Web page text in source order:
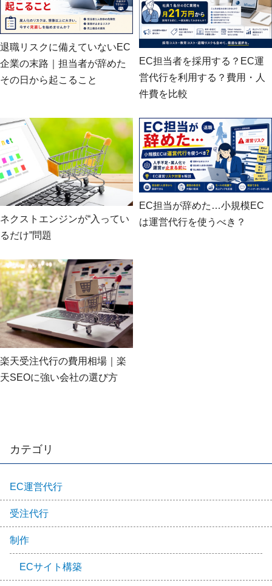
退職リスクに備えていないEC
企業の末路｜担当者が辞めた
その日から起こること
EC担当者を採用する？EC運
営代行を利用する？費用・人
件費を比較
ネクストエンジンが“入ってい
るだけ”問題
EC担当が辞めた…小規模EC
は運営代行を使うべき？
楽天受注代行の費用相場｜楽
天SEOに強い会社の選び方
カテゴリ
EC運営代行
受注代行
制作
ECサイト構築